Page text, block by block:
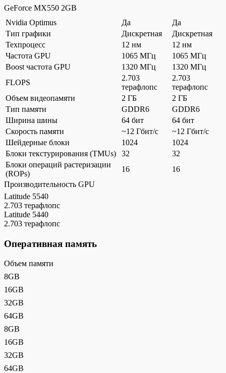
GeForce MX550 2GB
Nvidia Optimus
Да
Да
Тип графики
Дискретная
Дискретная
Техпроцесс
12 нм
12 нм
Частота GPU
1065 МГц
1065 МГц
Boost частота GPU
1320 МГц
1320 МГц
FLOPS
2.703
терафлопс
2.703
терафлопс
Объем видеопамяти
2 ГБ
2 ГБ
Тип памяти
GDDR6
GDDR6
Ширина шины
64 бит
64 бит
Скорость памяти
~12 Гбит/с
~12 Гбит/с
Шейдерные блоки
1024
1024
Блоки текстурирования (TMUs)
32
32
Блоки операций растеризации
(ROPs)
16
16
Производительность GPU
Latitude 5540
2.703 терафлопс
Latitude 5440
2.703 терафлопс
Оперативная память
Объем памяти
8GB
16GB
32GB
64GB
8GB
16GB
32GB
64GB